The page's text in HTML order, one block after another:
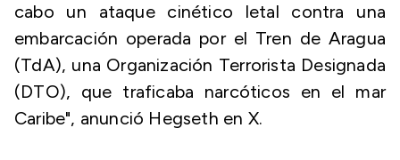
cabo un ataque cinético letal contra una
embarcación operada por el Tren de Aragua
(TdA), una Organización Terrorista Designada
(DTO), que traficaba narcóticos en el mar
Caribe", anunció Hegseth en X.